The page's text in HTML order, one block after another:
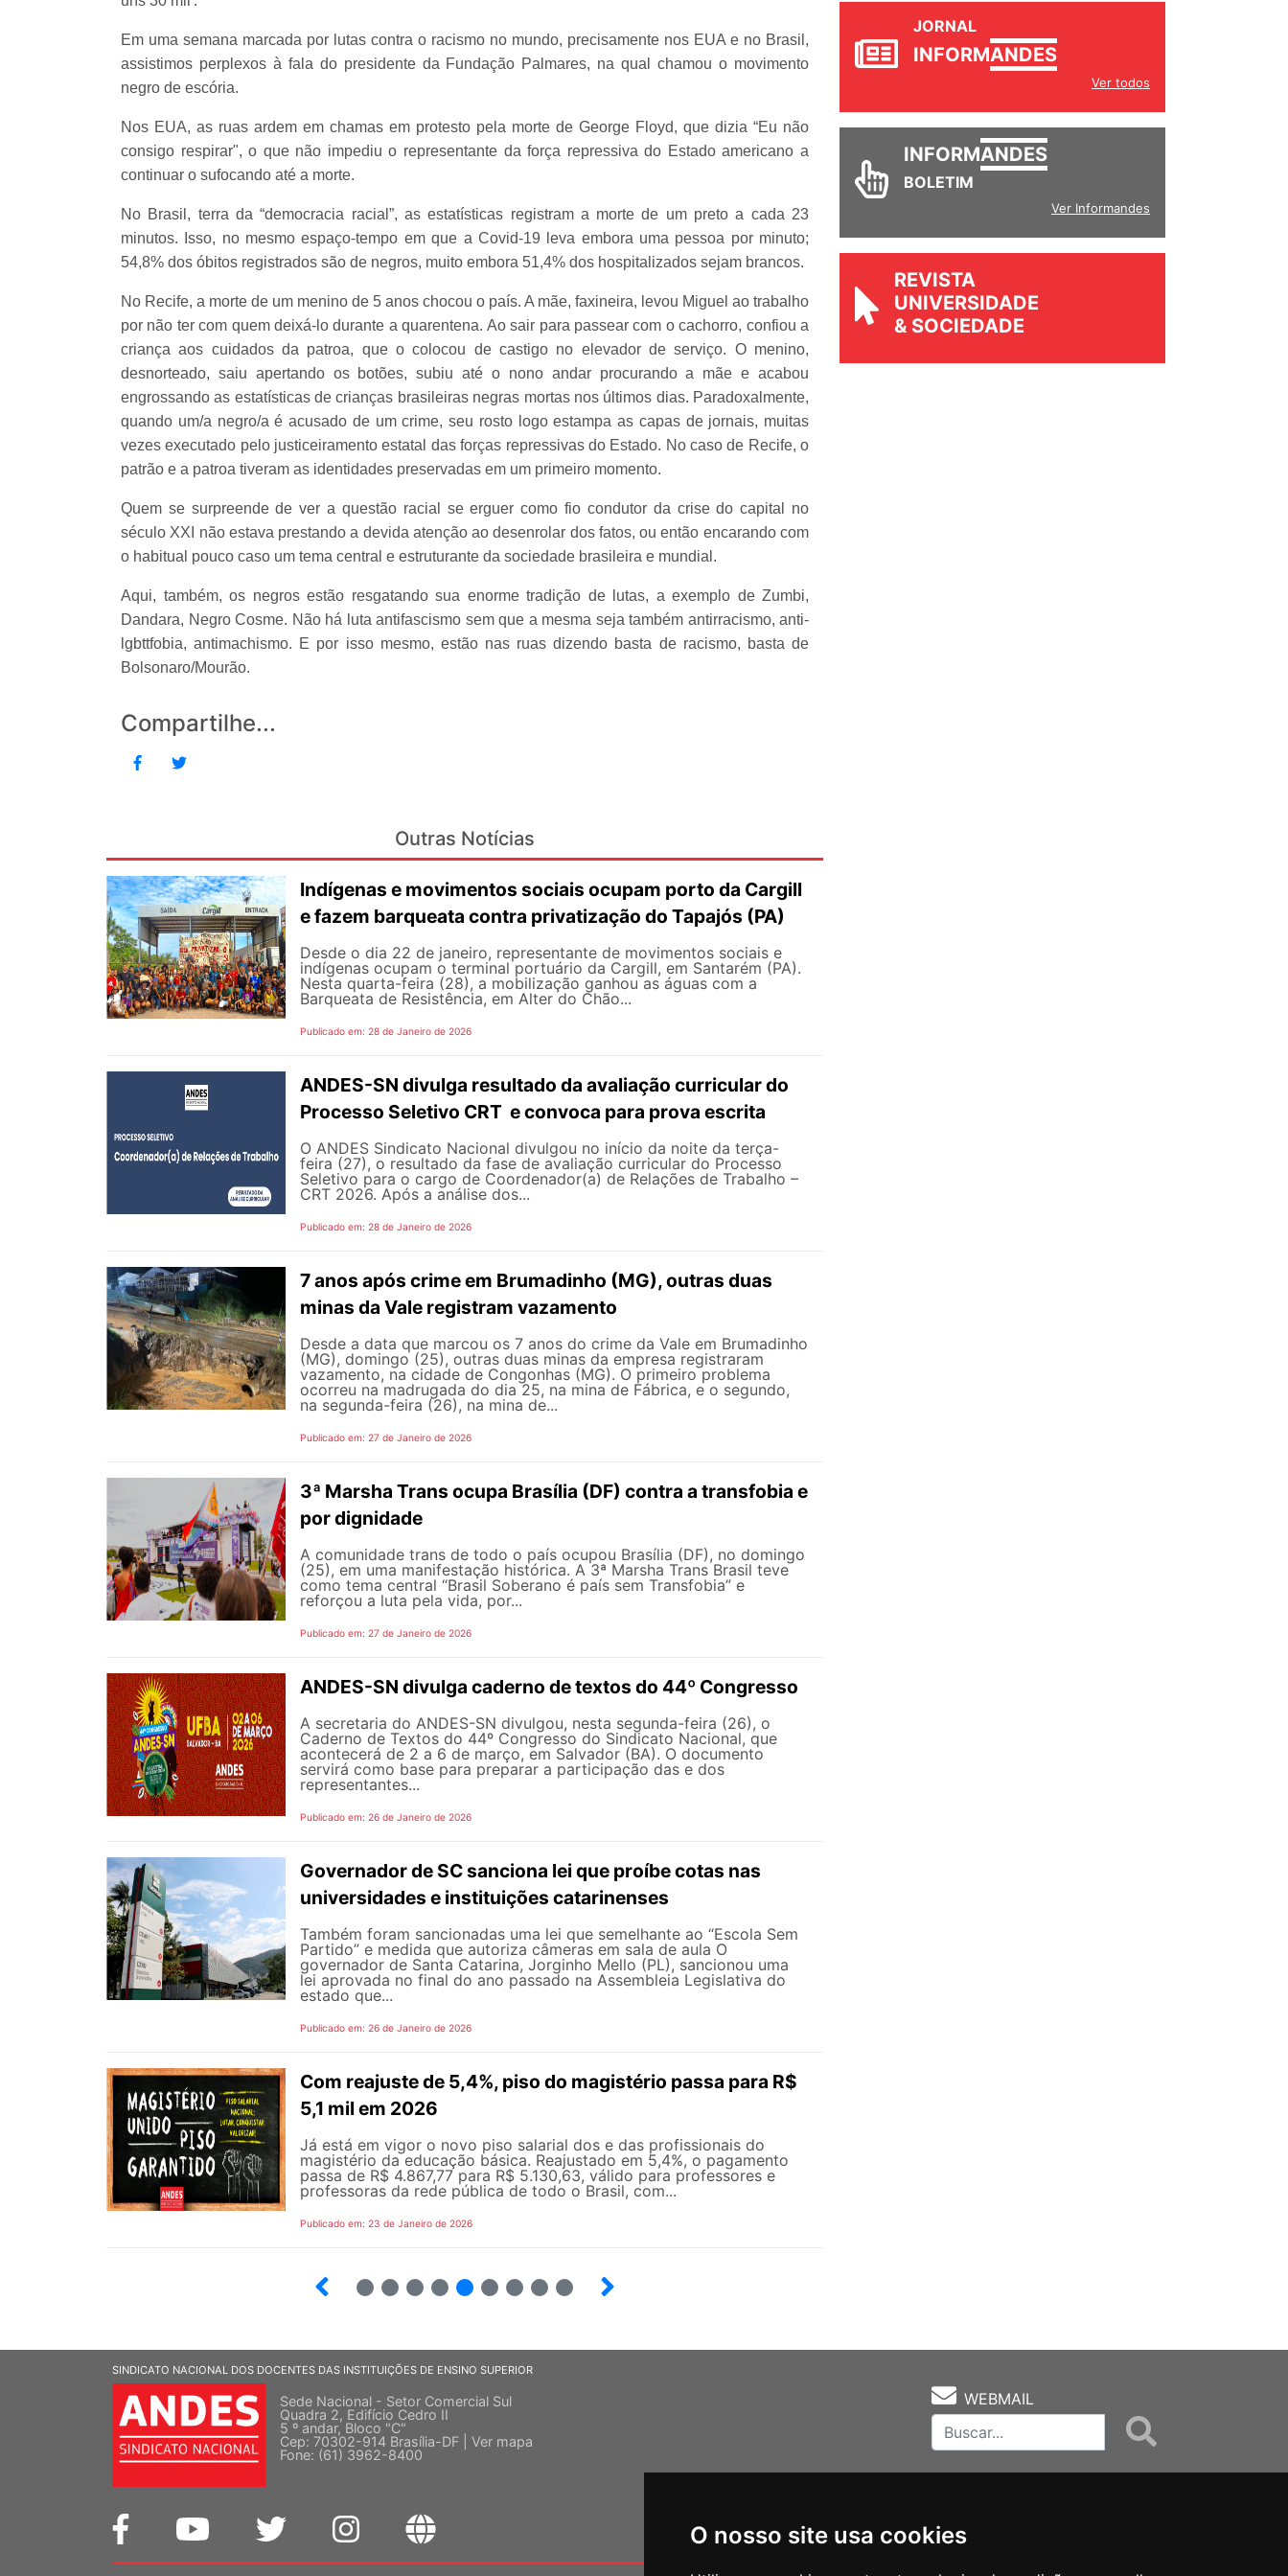
O nosso site usa cookies
Em uma semana marcada por lutas contra o racismo no mundo, precisamente nos EUA e no Brasil,
assistimos perplexos à fala do presidente da Fundação Palmares, na qual chamou o movimento
negro de escória.
Nos EUA, as ruas ardem em chamas em protesto pela morte de George Floyd, que dizia “Eu não
consigo respirar", o que não impediu o representante da força repressiva do Estado americano a
continuar o sufocando até a morte.
No Brasil, terra da “democracia racial”, as estatísticas registram a morte de um preto a cada 23
minutos. Isso, no mesmo espaço-tempo em que a Covid-19 leva embora uma pessoa por minuto;
54,8% dos óbitos registrados são de negros, muito embora 51,4% dos hospitalizados sejam brancos.
No Recife, a morte de um menino de 5 anos chocou o país. A mãe, faxineira, levou Miguel ao trabalho
por não ter com quem deixá-lo durante a quarentena. Ao sair para passear com o cachorro, confiou a
criança aos cuidados da patroa, que o colocou de castigo no elevador de serviço. O menino,
desnorteado, saiu apertando os botões, subiu até o nono andar procurando a mãe e acabou
engrossando as estatísticas de crianças brasileiras negras mortas nos últimos dias. Paradoxalmente,
quando um/a negro/a é acusado de um crime, seu rosto logo estampa as capas de jornais, muitas
vezes executado pelo justiceiramento estatal das forças repressivas do Estado. No caso de Recife, o
patrão e a patroa tiveram as identidades preservadas em um primeiro momento.
Quem se surpreende de ver a questão racial se erguer como fio condutor da crise do capital no
século XXI não estava prestando a devida atenção ao desenrolar dos fatos, ou então encarando com
o habitual pouco caso um tema central e estruturante da sociedade brasileira e mundial.
Aqui, também, os negros estão resgatando sua enorme tradição de lutas, a exemplo de Zumbi,
Dandara, Negro Cosme. Não há luta antifascismo sem que a mesma seja também antirracismo, anti-
lgbttfobia, antimachismo. E por isso mesmo, estão nas ruas dizendo basta de racismo, basta de
Bolsonaro/Mourão.
Compartilhe...
Outras Notícias
Indígenas e movimentos sociais ocupam porto da Cargill
e fazem barqueata contra privatização do Tapajós (PA)
Desde o dia 22 de janeiro, representante de movimentos sociais e
indígenas ocupam o terminal portuário da Cargill, em Santarém (PA).
Nesta quarta-feira (28), a mobilização ganhou as águas com a
Barqueata de Resistência, em Alter do Chão...
Publicado em: 28 de Janeiro de 2026
ANDES-SN divulga resultado da avaliação curricular do
Processo Seletivo CRT e convoca para prova escrita
O ANDES Sindicato Nacional divulgou no início da noite da terça-
feira (27), o resultado da fase de avaliação curricular do Processo
Seletivo para o cargo de Coordenador(a) de Relações de Trabalho –
CRT 2026. Após a análise dos...
Publicado em: 28 de Janeiro de 2026
7 anos após crime em Brumadinho (MG), outras duas
minas da Vale registram vazamento
Desde a data que marcou os 7 anos do crime da Vale em Brumadinho
(MG), domingo (25), outras duas minas da empresa registraram
vazamento, na cidade de Congonhas (MG). O primeiro problema
ocorreu na madrugada do dia 25, na mina de Fábrica, e o segundo,
na segunda-feira (26), na mina de...
Publicado em: 27 de Janeiro de 2026
3ª Marsha Trans ocupa Brasília (DF) contra a transfobia e
por dignidade
A comunidade trans de todo o país ocupou Brasília (DF), no domingo
(25), em uma manifestação histórica. A 3ª Marsha Trans Brasil teve
como tema central “Brasil Soberano é país sem Transfobia” e
reforçou a luta pela vida, por...
Publicado em: 27 de Janeiro de 2026
ANDES-SN divulga caderno de textos do 44º Congresso
A secretaria do ANDES-SN divulgou, nesta segunda-feira (26), o
Caderno de Textos do 44º Congresso do Sindicato Nacional, que
acontecerá de 2 a 6 de março, em Salvador (BA). O documento
servirá como base para preparar a participação das e dos
representantes...
Publicado em: 26 de Janeiro de 2026
Governador de SC sanciona lei que proíbe cotas nas
universidades e instituições catarinenses
Também foram sancionadas uma lei que semelhante ao “Escola Sem
Partido” e medida que autoriza câmeras em sala de aula O
governador de Santa Catarina, Jorginho Mello (PL), sancionou uma
lei aprovada no final do ano passado na Assembleia Legislativa do
estado que...
Publicado em: 26 de Janeiro de 2026
Com reajuste de 5,4%, piso do magistério passa para R$
5,1 mil em 2026
Já está em vigor o novo piso salarial dos e das profissionais do
magistério da educação básica. Reajustado em 5,4%, o pagamento
passa de R$ 4.867,77 para R$ 5.130,63, válido para professores e
professoras da rede pública de todo o Brasil, com...
Publicado em: 23 de Janeiro de 2026
JORNAL
INFORMANDES
Ver todos
INFORMANDES
BOLETIM
Ver Informandes
REVISTA
UNIVERSIDADE
& SOCIEDADE
SINDICATO NACIONAL DOS DOCENTES DAS INSTITUIÇÕES DE ENSINO SUPERIOR
Sede Nacional - Setor Comercial Sul
Quadra 2, Edifício Cedro II
5 º andar, Bloco "C"
Cep: 70302-914 Brasília-DF | Ver mapa
Fone: (61) 3962-8400
WEBMAIL